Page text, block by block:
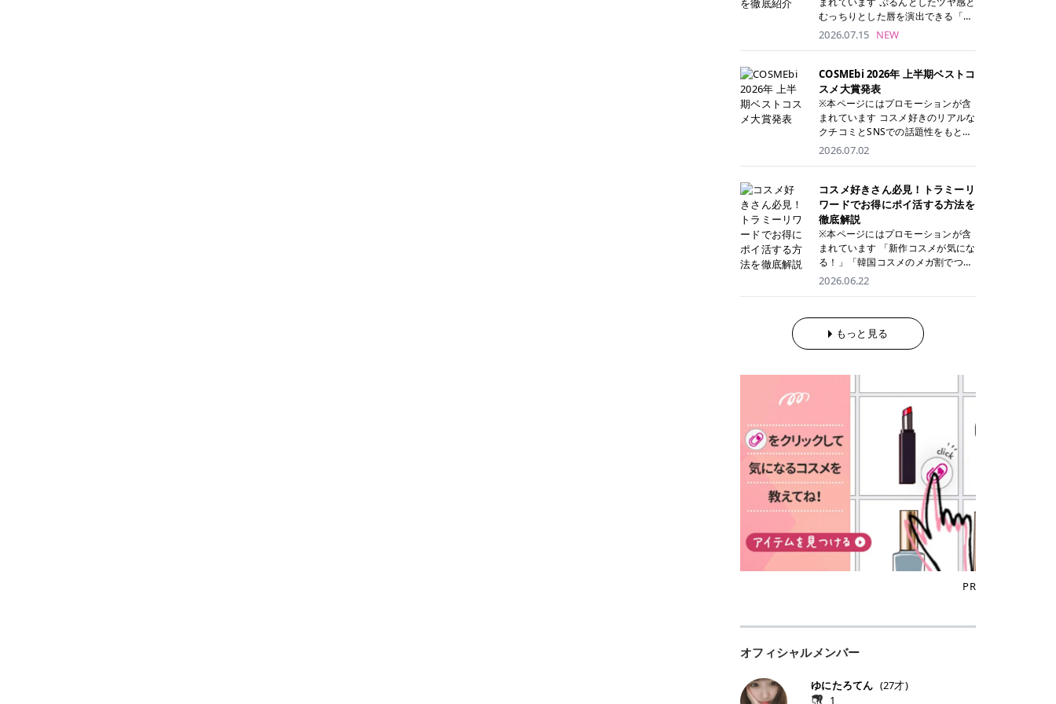
が多く、拭き取り後にそのまま部分
用パックとして使えるトナーパッド
も増えています。 一方、拭き取り化
粧水は液体タイプのため、コットン
整しやすく、お気に入りの化粧水を
使いたい方やコストを抑えて続けた
い方にもおすすめです。 トナーパッ
ドのメリット トナーパッドは、角質
ケア・保湿ケア・部分用パックまで
1枚で行える便利なスキンケアアイ
テムです。 ここでは、トナーパッド
す。 古い角質や皮脂汚れをやさしく
オフ トナーパッドを使用すること
で、洗顔だけでは落としきれない古
い角質や余分な皮脂汚れをやさしく
拭き取り、なめらかな肌へ整えま
す。 保湿ケアまで1枚でできる 保湿
成分を配合したトナーパッドなら、
ケアにもぴったりです。 部分パック
としても使える 多くのトナーパッド
は、乾燥が気になる頬や額、小鼻な
アとしても活用できます。 トナーパ
ッドの選び方 トナーパッドは、配合
成分やパッドの素材によって特徴が
異なります。 自分の肌悩みや理想の
仕上がりに合わせて選ぶことで、毎
日のスキンケアに取り入れやすくな
ります。 肌悩みに合わせて選ぶ パ
ッドの素材で選ぶ トナーパッドの使
い方 洗顔後すぐの清潔な肌に使用し
ます。 STEP1 エンボス面（凹凸
面）で顔全体をやさしく拭き取りま
す。 特に小鼻・あご・額など皮脂や
古い角質が気になる部分は丁寧にな
じませましょう。 STEP2 パッドを
裏返し、フラット面で顔全体をやさ
しく押さえながら化粧水をなじませ
キンケアを行います。 乾燥が気にな
パックとして使用するのもおすすめ
こからは、保湿ケアや肌荒れケア、
毛穴ケアなど目的別におすすめのト
ら、コストパフォーマンスも重視し
たい方に！ メディオスターモノリス
メディオスターNeXT PRO 公式サイ
ト> レジーナクリニック 52,800円
(税込)/5回 99,000円(税込)/5回 ジェ
ントルシリーズを選べるため、脱毛
機にこだわりたい方におすすめ！ ジ
ェントルマックスプロ ジェントルマ
ックスプロプラス ジェントルレーズ
プロ ソプラノチタニウム 公式サイ
ト> エミナルクリニック 49,500円
(税込)/6回 93,500円(税込)/6回 エミ
定！月々払いも安くて通いやすい ク
リスタルプロ 公式サイト> リゼクリ
ニック 109,800円(税込)/5回 144,80
0円(税込)/5回 毛質に合わせて脱毛
機を選択可能！有効期限も5年と長
くマイペースに通いやすい ラシャ
メディオスターNeXT PRO ジェント
ルYAGプロ 公式サイト> ｜そもそも
うの？ 脱毛を考えたときに、まず悩
むのが「医療脱毛とエステ脱毛、ど
っちがいいの？」ということではな
するまでの期間や必要な施術回数が
大きな違いとして挙げられます！ 医
療脱毛は、医療機関（クリニックや
皮膚科など）だけで扱える高出力の
レーザーを使って、発毛組織にアプ
ローチする施術といわれています。
そのため、少ない回数で永久脱毛
（※）を目指すことができます。
（※永久脱毛とは一生毛が1本も生
えてこないという意味ではなく、ア
メリカの基準に基づき「長期間にわ
たって毛量が明らかに減少している
状態が維持されること」を指しま
のがメリットですが、毛根を破壊す
ます。 なお、医療脱毛は保険がきか
ない自由診療なので、クリニックに
います。だからこそ、しっかり比較
す。 これから手軽に全身医療脱毛を
後までチェックして、ご自身にぴっ
ください！ クリニック 全身＋VIO
全身＋VIO＋顔 特徴 脱毛器 詳細 フ
レイアクリニック 52,800円(税込)/5
回 94,600円(税込)/5回 肌への負担
に配慮しながら、コストパフォーマ
ンスも重視したい方に！ メディオス
ターモノリス メディオスターNeXT
PRO 公式サイト> レジーナクリニッ
ク 52,800円(税込)/5回 99,000円(税
込)/5回 ジェントルシリーズを選べ
るため、脱毛機にこだわりたい方に
おすすめ！ ジェントルマックスプロ
ジェントルマックスプロプラス ジェ
ントルレーズプロ ソプラノチタニウ
ム 公式サイト> エミナルクリニック
49,500円(税込)/6回 93,500円(税
込)/6回 エミナルクリニックの始め
通いやすい クリスタルプロ 公式サ
イト> リゼクリニック 109,800円(税
込)/5回 144,800円(税込)/5回 毛質に
すい ラシャ メディオスターNeXT P
RO ジェントルYAGプロ 公式サイト
> ※医療脱毛は自由診療です。治療
には赤み、痒み、火傷、毛嚢炎、一
時的な硬毛化などのリスクが伴いま
す。 目次▼ 1. エミナルクリニック
の魅力とは？選ばれる3つの特徴 ・
最短6か月からの脱毛プランが選べ
る！ ・全国60院以上＆21時まで営
業！ ・痛みに配慮した医療脱毛器の
導入と肌トラブル対応 2. エミナル
クリニックの口コミ・評判 3. エミ
ナルクリニックの全身脱毛料金プラ
・追加費用がかからないシステム ・
リニックのお得な割引・キャンペー
で割引 ・ペア限定プラン｜家族や友
人と一緒にスタートできる ・他社か
むっちりとした唇を演出できる「C
ANMAKE（キャンメイク）むちぷる
湿ケアも叶えられることから、SNS
でも話題の人気リップです。 「自分
にはどのカラーが似合う？」「イエ
ベ・ブルベ別のおすすめは？」と気
になっている方も多いのではないで
とともにご紹介！それぞれの色味や
なメイクに合うのかまで詳しく解説
します✨ ※メイクアップ効果による
CANMAKE むちぷるティントとは？
CANMAKE むちぷるティントは、テ
ィント・プランパー・保湿ケアを1
本で叶えるリップです。 するすると
塗れるなめらかなテクスチャーで、
縦ジワをカバーしながら、むっちり
としたツヤのある唇を演出します。
るため、乾燥しにくくデイリー使い
にもぴったり！ アイテム詳細を見る
ような血色感を演出するヌーディー
ピンク。 黄みと青みのバランスが良
く、自然になじむコーラル系カラー
です。 自然な血色感をプラスしてく
れるので、ナチュラルメイクとの相
性抜群。 可愛らしく、多幸感のある
印象に仕上がります。 ワインベリー
｜気品をまとうローズレッド 深みの
ある青みレッド。 大人っぽく華やか
な印象を与えるベリーカラーです。
ひと塗りで顔全体が華やかになり、
リップを主役にしたメイクが完成。
クールで上品な雰囲気を演出できま
ニュートラルな発色で、肌色を選び
落ち着いた印象に仕上がり、オン・
いめメイクにもカジュアルメイクに
もマッチします。 ラズベリーケーキ
2026.07.15 NEW
COSMEbi 2026年 上半期ベストコ
スメ大賞発表
※本ページにはプロモーションが含
まれています コスメ好きのリアルな
クチコミとSNSでの話題性をもとに
選出された、COSMEbi 2026年上半
た名品たちを、カテゴリ別にご紹介
します。 本記事では、2025年11月
～2026年4月までの半年間におい
て、COSMEbi内でのクチコミとSN
Sでの話題性を元に選出されたコス
メやスキンケアなどの化粧品を「総
国コスメ」に分けて1位～3位までを
ランキング形式で発表！ 2026年上
半期 総合大賞 AMUSE（アミュー
ズ）「 ジェルフィットグロス」 👑
「ジェルフィットグロス」の特徴 唇
ーグロスが広がり、ふっくらボリュ
フティングしたような、新しいリッ
プティンググロス💄 実際に使用した
方のクチコミ > 5 > プルプル > 唇に
塗るPDRNグロス > > AMUSE ジェ
ルフィットグロス > > ぷっくりツヤ
ツヤだけどベタっとした感じはなく
て使いやすいですね。プランピング
効果で少しスーッとします。ここは
好き嫌いがあるかもしれませんが慣
チップは片面がツルツル、片面がモ
ケモケになってます。 > > 桜グロス
【日本限定色】：上品なピンクベー
も上品で使いやすい色ですね。すも
いるので華やかそうに見えるけど、
> > スキンケア成分が配合されてい
て保湿もしっかりしてくれます。最
2026.07.02
コスメ好きさん必見！トラミーリ
ワードでお得にポイ活する方法を
徹底解説
※本ページにはプロモーションが含
まれています 「新作コスメが気にな
る！」「韓国コスメのメガ割でつい
買いすぎてしまう……」 そんな美容
を少し工夫するだけでポイントを貯
められるため、コスメやスキンケア
にかかる費用を少しでも抑えたい方
も、＠cosmeも、いつものコスメ購
入を“ちょっとお得”に変えられるの
が、トラミーリワードです✨ 今回
は、トラミーリワードの特徴や活用
方法、美容好きさんにおすすめな理
由を詳しくご紹介します！ トラミー
リワードとは？ 「トラミーリワー
ド」は、東証グロース上場企業であ
る株式会社アイズが運営する、安
心・安全なポイントサイト機能で
す。 トラミーリワードは、トラミー
会員向けのポイントサービスです。
対象ショップやサービスを利用する
ことでポイントを獲得でき、貯まっ
たポイントはAmazonギフト券やド
ットマネーなどに交換できます。 普
イ活初心者でも始めやすいのが魅力
段よく使っているコスメ通販サイト
けでポイントが貯まるのが大きな魅
力です✨ 例えば、、、 ・メガ割の
2026.06.22
もっと見る
PR
オフィシャルメンバー
ゆにたろてん (27才)
1